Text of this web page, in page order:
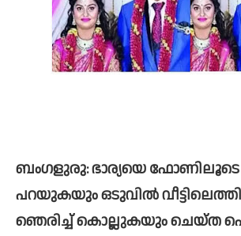
ബംഗളുരു: ഭാര്യയെ
പറയുകയും ഒടുവില്‍
ഞെരിച്ച്‌ കൊല്ലുകയും ചെയ്ത പൊലീസ്